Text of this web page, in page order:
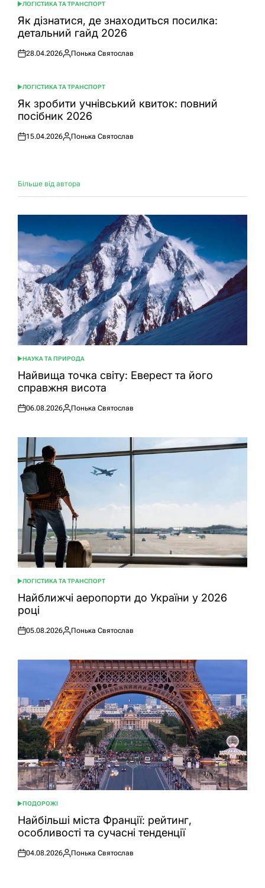
ОПУБЛІКУВАТИ
У
ЛОГІСТИКА ТА ТРАНСПОРТ
Як дізнатися, де знаходиться посилка:
детальний гайд 2026
Оприлюднено
28.04.2026
Опубліковано
Понька Святослав
ОПУБЛІКУВАТИ
У
ЛОГІСТИКА ТА ТРАНСПОРТ
Як зробити учнівський квиток: повний
посібник 2026
Оприлюднено
15.04.2026
Опубліковано
Понька Святослав
Більше від автора
ОПУБЛІКУВАТИ
У
НАУКА ТА ПРИРОДА
Найвища точка світу: Еверест та його
справжня висота
Оприлюднено
06.08.2026
Опубліковано
Понька Святослав
ОПУБЛІКУВАТИ
У
ЛОГІСТИКА ТА ТРАНСПОРТ
Найближчі аеропорти до України у 2026
році
Оприлюднено
05.08.2026
Опубліковано
Понька Святослав
ОПУБЛІКУВАТИ
У
ПОДОРОЖІ
Найбільші міста Франції: рейтинг,
особливості та сучасні тенденції
Оприлюднено
04.08.2026
Опубліковано
Понька Святослав